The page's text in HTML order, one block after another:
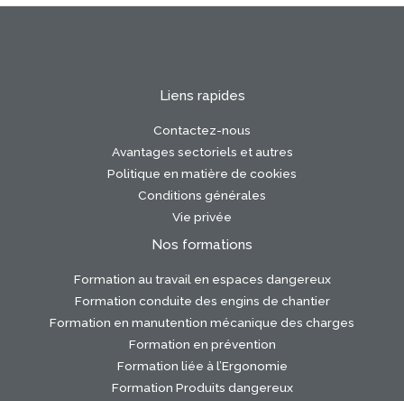
Liens rapides
Contactez-nous
Avantages sectoriels et autres
Politique en matière de cookies
Conditions générales
Vie privée
Nos formations
Formation au travail en espaces dangereux
Formation conduite des engins de chantier
Formation en manutention mécanique des charges
Formation en prévention
Formation liée à l’Ergonomie
Formation Produits dangereux